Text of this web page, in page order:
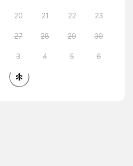
20 21 22 23
27 28 29 30
3 4 5 6